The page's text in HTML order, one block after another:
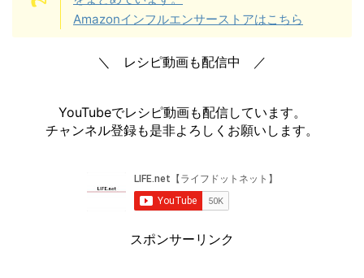
Amazonインフルエンサーストアはこちら
＼ レシピ動画も配信中 ／
YouTubeでレシピ動画も配信しています。
チャンネル登録も是非よろしくお願いします。
スポンサーリンク